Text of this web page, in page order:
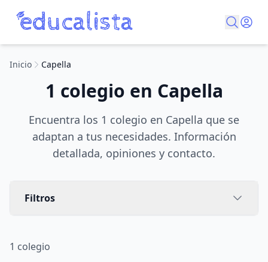
Inicio Capella
1 colegio en Capella
Encuentra los 1 colegio en Capella que se
adaptan a tus necesidades. Información
detallada, opiniones y contacto.
Filtros
1 colegio